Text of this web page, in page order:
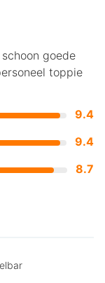
9.4
9.4
8.7
goede
toppie